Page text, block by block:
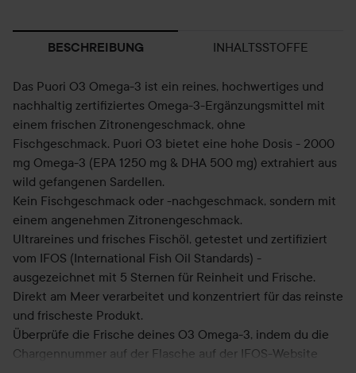
BESCHREIBUNG INHALTSSTOFFE
Das Puori O3 Omega-3 ist ein reines, hochwertiges und
nachhaltig zertifiziertes Omega-3-Ergänzungsmittel mit
einem frischen Zitronengeschmack, ohne
Fischgeschmack. Puori O3 bietet eine hohe Dosis - 2000
mg Omega-3 (EPA 1250 mg & DHA 500 mg) extrahiert aus
wild gefangenen Sardellen.
Kein Fischgeschmack oder -nachgeschmack, sondern mit
einem angenehmen Zitronengeschmack.
Ultrareines und frisches Fischöl, getestet und zertifiziert
vom IFOS (International Fish Oil Standards) -
ausgezeichnet mit 5 Sternen für Reinheit und Frische.
Direkt am Meer verarbeitet und konzentriert für das reinste
und frischeste Produkt.
Überprüfe die Frische deines O3 Omega-3, indem du die
Chargennummer auf der Flasche auf der IFOS-Website